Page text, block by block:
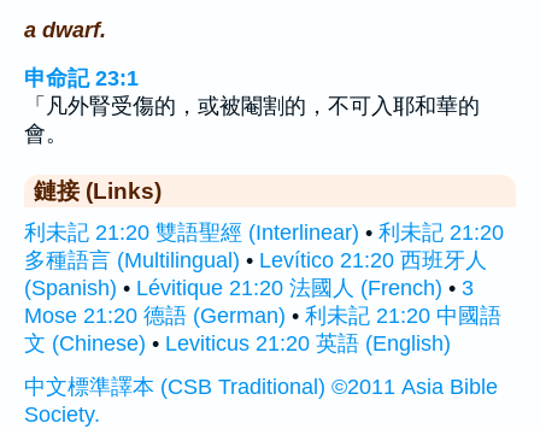
a dwarf.
申命記 23:1
「凡外腎受傷的，或被閹割的，不可入耶和華的
會。
鏈接 (Links)
利未記 21:20 雙語聖經 (Interlinear) • 利未記 21:20
多種語言 (Multilingual) • Levítico 21:20 西班牙人
(Spanish) • Lévitique 21:20 法國人 (French) • 3
Mose 21:20 德語 (German) • 利未記 21:20 中國語
文 (Chinese) • Leviticus 21:20 英語 (English)
中文標準譯本 (CSB Traditional) ©2011 Asia Bible
Society.